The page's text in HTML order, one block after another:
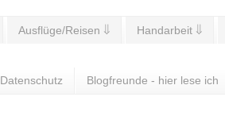
Ausflüge/Reisen ⇓ Handarbeit ⇓
Datenschutz Blogfreunde - hier lese ich